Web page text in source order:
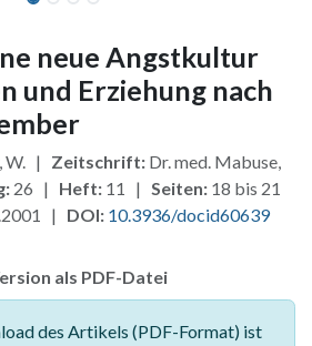
neue Angstkultur
und Erziehung nach
W. | Zeitschrift: Dr. med. Mabuse,
26 | Heft: 11 | Seiten: 18 bis 21
| DOI: 10.3936/docid60639
als PDF-Datei
des Artikels (PDF-Format) ist